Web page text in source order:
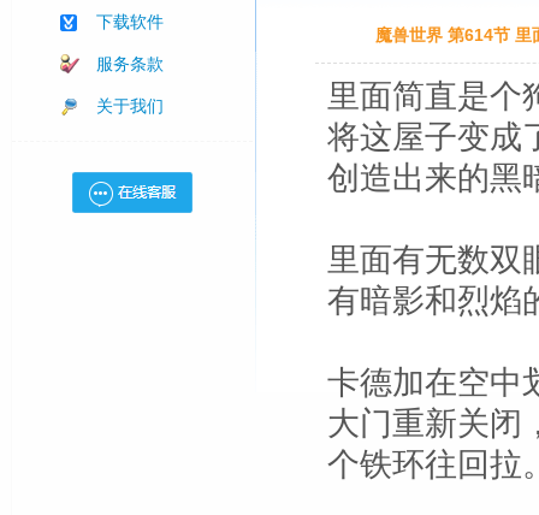
下载软件
服务条款
关于我们
魔兽世界 第614节 里
里面简直是个
将这屋子变成
创造出来的黑
里面有无数双
有暗影和烈焰
卡德加在空中
大门重新关闭
个铁环往回拉